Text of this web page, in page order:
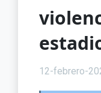
12-febrero-